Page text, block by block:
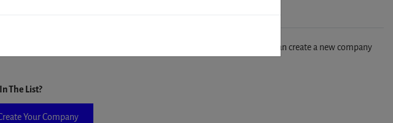
the form. If you don't find your company in our database, you can create a new company
The List?
Your Company